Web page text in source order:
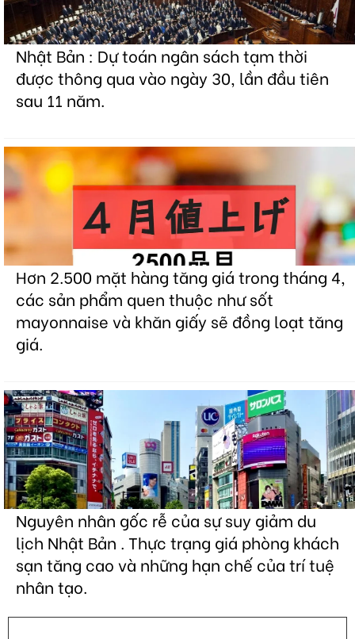
Nhật Bản : Dự toán ngân sách tạm thời
được thông qua vào ngày 30, lần đầu tiên
sau 11 năm.
Hơn 2.500 mặt hàng tăng giá trong tháng 4,
các sản phẩm quen thuộc như sốt
mayonnaise và khăn giấy sẽ đồng loạt tăng
giá.
Nguyên nhân gốc rễ của sự suy giảm du
lịch Nhật Bản . Thực trạng giá phòng khách
sạn tăng cao và những hạn chế của trí tuệ
nhân tạo.